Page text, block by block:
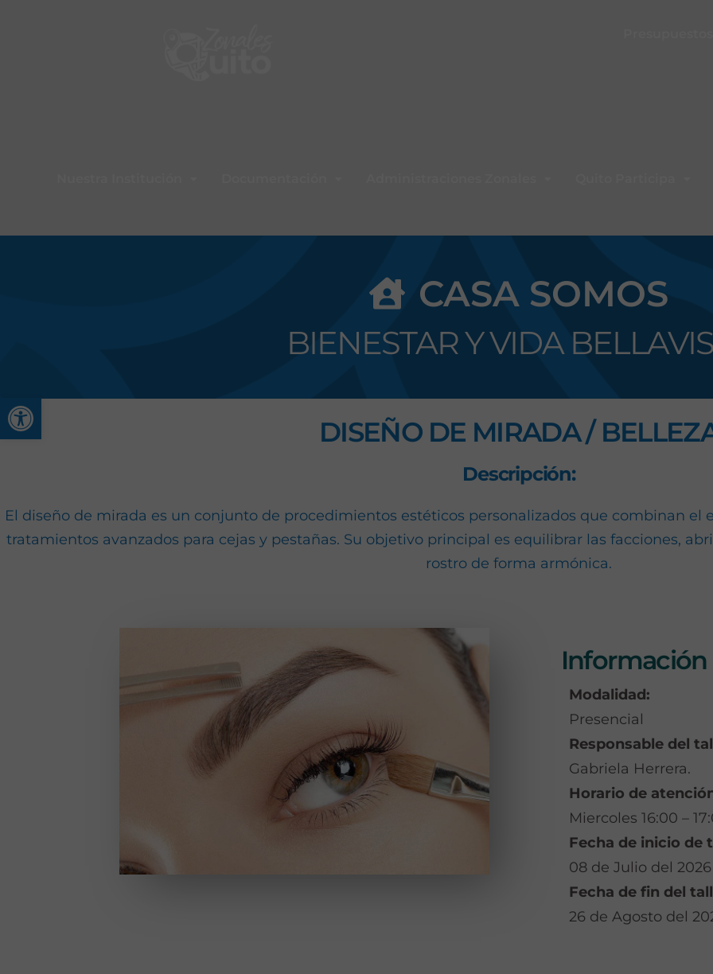
Abrir barra de herramientas
CASA SOMOS
BIENESTAR Y VIDA
DISEÑO DE MIRADA /
Descripción:
El diseño de mirada es un conjunto de procedimientos estéticos personalizados que combinan el
tratamientos avanzados para cejas y pestañas. Su objetivo principal es equilibrar las facciones,
rostro de forma armónica.
Modalidad:
Presencial
Responsable del
Gabriela Herrera.
Horario de
Miercoles 16:00 –
Fecha de inicio de
08 de Julio del 2026
Fecha de fin del
26 de Agosto del